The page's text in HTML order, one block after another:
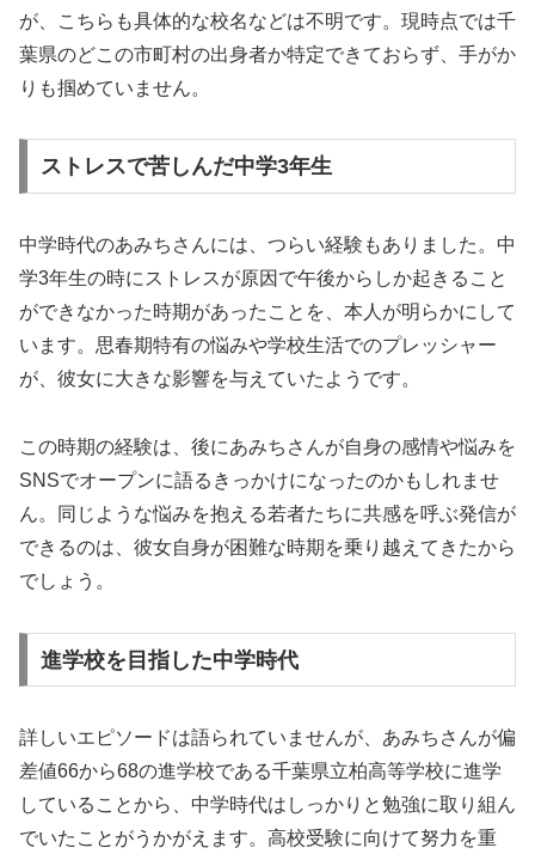
が、こちらも具体的な校名などは不明です。現時点では千
葉県のどこの市町村の出身者か特定できておらず、手がか
りも掴めていません。
ストレスで苦しんだ中学3年生
中学時代のあみちさんには、つらい経験もありました。中
学3年生の時にストレスが原因で午後からしか起きること
ができなかった時期があったことを、本人が明らかにして
います。思春期特有の悩みや学校生活でのプレッシャー
が、彼女に大きな影響を与えていたようです。
この時期の経験は、後にあみちさんが自身の感情や悩みを
SNSでオープンに語るきっかけになったのかもしれませ
ん。同じような悩みを抱える若者たちに共感を呼ぶ発信が
できるのは、彼女自身が困難な時期を乗り越えてきたから
でしょう。
進学校を目指した中学時代
詳しいエピソードは語られていませんが、あみちさんが偏
差値66から68の進学校である千葉県立柏高等学校に進学
していることから、中学時代はしっかりと勉強に取り組ん
でいたことがうかがえます。高校受験に向けて努力を重